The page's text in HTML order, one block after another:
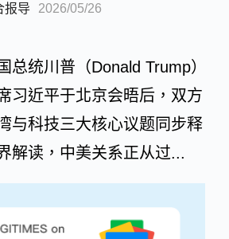
报导 2026/05/26
总统川普（Donald Trump）
习近平于北京会晤后，双方
与科技三大核心议题同步释
解读，中美关系正从过...